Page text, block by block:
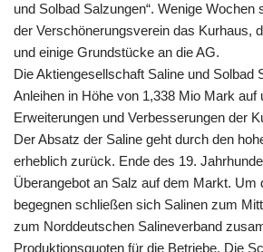
und Solbad Salzungen“. Wenige Wochen
der Verschönerungsverein das Kurhaus,
und einige Grundstücke an die AG.
Die Aktiengesellschaft Saline und Solbad
Anleihen in Höhe von 1,338 Mio Mark auf
Erweiterungen und Verbesserungen der
Der Absatz der Saline geht durch den
erheblich zurück. Ende des 19.
Überangebot an Salz auf dem Markt. Um
begegnen schließen sich Salinen zum
zum Norddeutschen Salineverband
Produktionsquoten für die Betriebe. Die